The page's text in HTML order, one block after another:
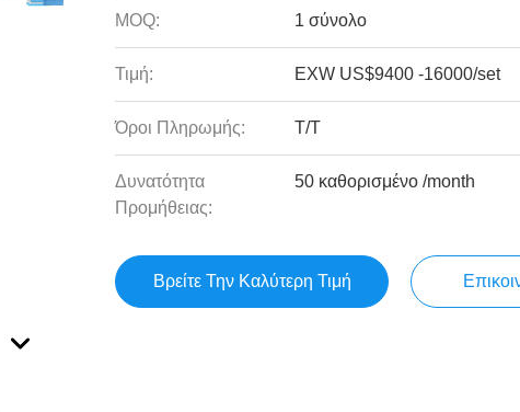
MOQ: 1 σύνολο
Τιμή: EXW US$9400 -16000/set
Όροι Πληρωμής: T/T
Δυνατότητα
Προμήθειας:
50 καθορισμένο /month
Βρείτε Την Καλύτερη Τιμή